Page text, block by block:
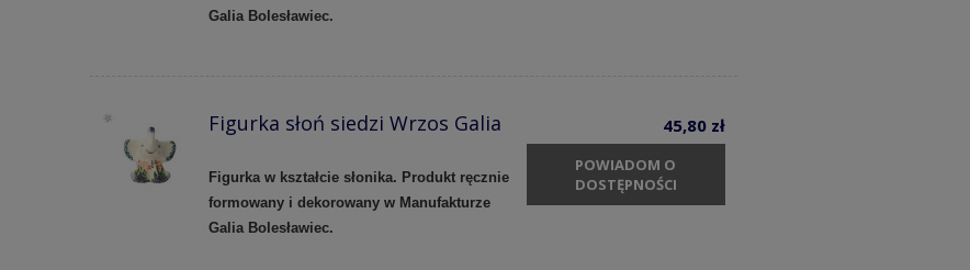
Galia Bolesławiec.
Figurka słoń siedzi Wrzos Galia
Figurka w kształcie słonika. Produkt ręcznie
formowany i dekorowany w Manufakturze
Galia Bolesławiec.
45,80 zł
POWIADOM O
DOSTĘPNOŚCI